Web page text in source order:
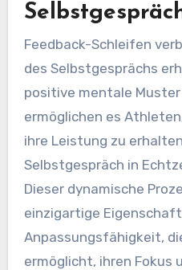
Feedback-Schleifen
des Selbstgesprächs
positive mentale
ermöglichen es
ihre Leistung zu
Selbstgespräch in
Dieser dynamische
einzigartige
Anpassungsfähigkeit,
ermöglicht, ihren Fokus